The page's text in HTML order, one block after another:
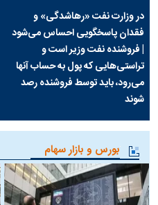
در وزارت نفت «رهاشدگی» و
فقدان پاسخگویی احساس می‌شود
| فروشنده نفت وزیر است و
تراستی‌هایی که پول به حساب آنها
می‌رود، باید توسط فروشنده رصد
شوند
بورس و بازار سهام